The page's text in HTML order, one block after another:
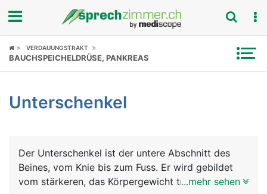
Fokus
Symptome
News
VERDAUUNGSTRAKT
BAUCHSPEICHELDRÜSE, PANKREAS
Unterschenkel
Der Unterschenkel ist der untere Abschnitt des
Beines, vom Knie bis zum Fuss. Er wird gebildet
vom stärkeren, das Körpergewicht tragenden
...mehr sehen